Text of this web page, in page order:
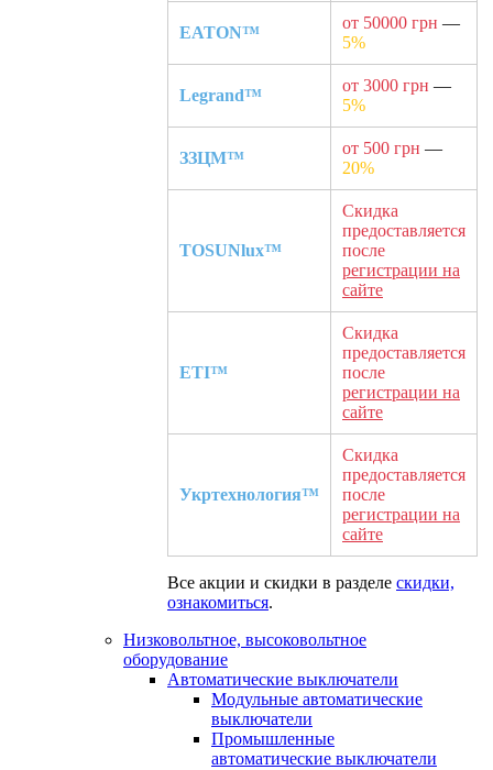
EATON™
от 50000 грн —
5%
Legrand™
от 3000 грн —
5%
ЗЗЦМ™
от 500 грн —
20%
TOSUNlux™
Скидка
предоставляется
после
регистрации на
сайте
ETI™
Скидка
предоставляется
после
регистрации на
сайте
Укртехнология™
Скидка
предоставляется
после
регистрации на
сайте
Все акции и скидки в разделе скидки,
ознакомиться.
Низковольтное, высоковольтное
оборудование
Автоматические выключатели
Модульные автоматические
выключатели
Промышленные
автоматические выключатели